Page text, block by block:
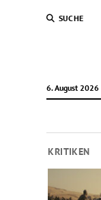
SUCHE
6. August 2026
KRITIKEN